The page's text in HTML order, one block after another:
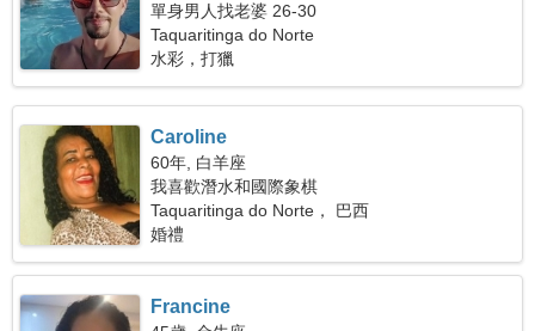
單身男人找老婆 26-30
Taquaritinga do Norte
水彩，打獵
Caroline
60年, 白羊座
我喜歡潛水和國際象棋
Taquaritinga do Norte， 巴西
婚禮
Francine